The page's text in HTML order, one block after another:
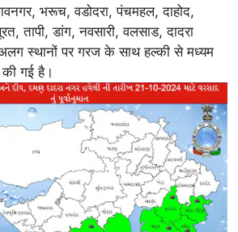
भरूच, वडोदरा, पंचमहल, दाहोद,
तापी, डांग, नवसारी, वलसाड, दादरा
स्थानों पर गरज के साथ हल्की से मध्यम
की गई है।